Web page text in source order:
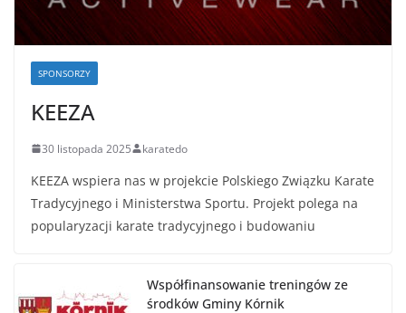
SPONSORZY
KEEZA
30 listopada 2025 karatedo
KEEZA wspiera nas w projekcie Polskiego Związku Karate
Tradycyjnego i Ministerstwa Sportu. Projekt polega na
popularyzacji karate tradycyjnego i budowaniu
Współfinansowanie treningów ze
środków Gminy Kórnik